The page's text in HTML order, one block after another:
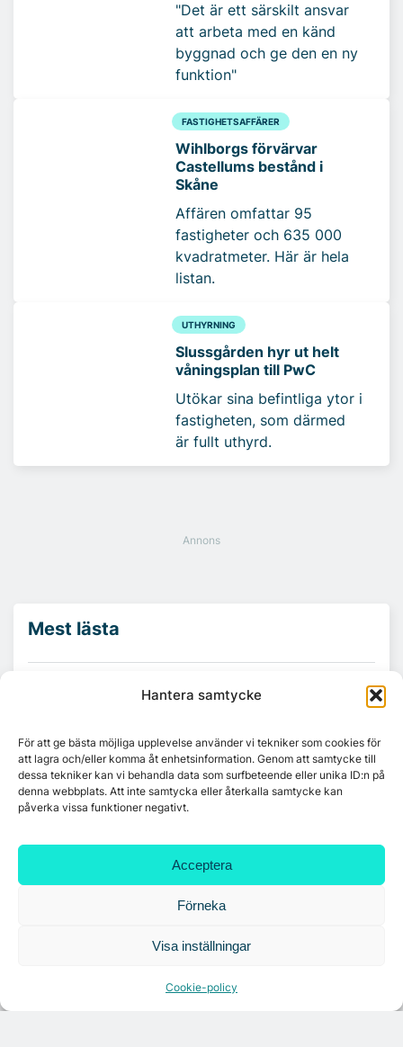
Hantera samtycke
För att ge bästa möjliga upplevelse använder vi tekniker som cookies för
att lagra och/eller komma åt enhetsinformation. Genom att samtycke till
dessa tekniker kan vi behandla data som surfbeteende eller unika ID:n på
denna webbplats. Att inte samtycka eller återkalla samtycke kan
påverka vissa funktioner negativt.
Acceptera
Förneka
Visa inställningar
Cookie-policy
"Det är ett särskilt ansvar
att arbeta med en känd
byggnad och ge den en ny
funktion"
FASTIGHETSAFFÄRER
Wihlborgs förvärvar
Castellums bestånd i
Skåne
Affären omfattar 95
fastigheter och 635 000
kvadratmeter. Här är hela
listan.
UTHYRNING
Slussgården hyr ut helt
våningsplan till PwC
Utökar sina befintliga ytor i
fastigheten, som därmed
är fullt uthyrd.
Mest lästa
Arendal 5.0
Ny hyresgäst till projektet HK Gamlestaden
Tandem Health flyttar till Kungsgatan
Croisette rådgivare vid fastighetsaffär